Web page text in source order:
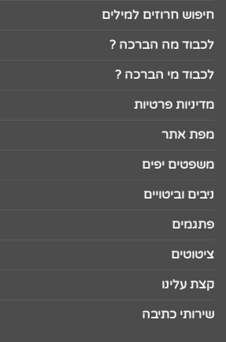
חיפוש חרוזים למילים
לכבוד מה הברכה ?
לכבוד מי הברכה ?
מדיניות פרטיות
מפת אתר
משפטים יפים
ניבים וביטויים
פתגמים
ציטוטים
קצת עלינו
שירותי כתיבה